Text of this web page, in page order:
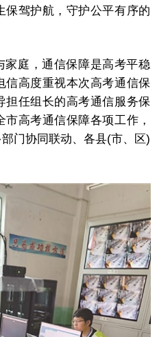
保驾护航，守护公平有序的
家庭，通信保障是高考平稳
信高度重视本次高考通信保
担任组长的高考通信服务保
高考通信保障各项工作，
门协同联动、各县(市、区)